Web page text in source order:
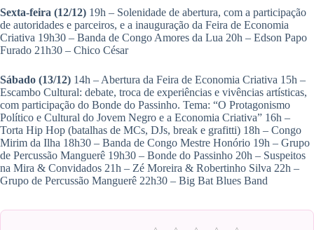
Sexta-feira (12/12) 19h – Solenidade de abertura, com a participação
de autoridades e parceiros, e a inauguração da Feira de Economia
Criativa 19h30 – Banda de Congo Amores da Lua 20h – Edson Papo
Furado 21h30 – Chico César
Sábado (13/12) 14h – Abertura da Feira de Economia Criativa 15h –
Escambo Cultural: debate, troca de experiências e vivências artísticas,
com participação do Bonde do Passinho. Tema: “O Protagonismo
Político e Cultural do Jovem Negro e a Economia Criativa” 16h –
Torta Hip Hop (batalhas de MCs, DJs, break e grafitti) 18h – Congo
Mirim da Ilha 18h30 – Banda de Congo Mestre Honório 19h – Grupo
de Percussão Manguerê 19h30 – Bonde do Passinho 20h – Suspeitos
na Mira & Convidados 21h – Zé Moreira & Robertinho Silva 22h –
Grupo de Percussão Manguerê 22h30 – Big Bat Blues Band